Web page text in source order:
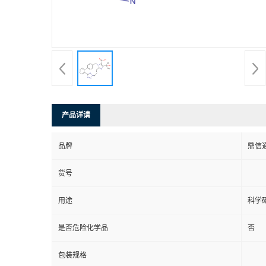
产品详请
品牌 鼎信
货号
用途 科学
是否危险化学品 否
包装规格